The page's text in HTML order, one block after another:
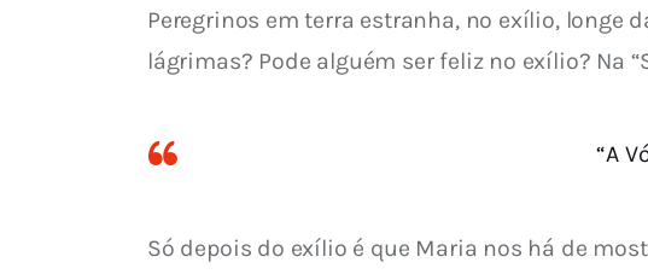
Peregrinos em terra estranha, no exílio, longe
lágrimas? Pode alguém ser feliz no exílio? Na
“A
Só depois do exílio é que Maria nos há de